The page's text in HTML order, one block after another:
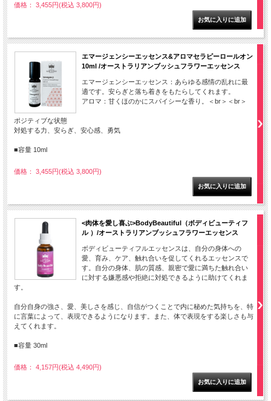
価格： 3,455円(税込 3,800円)
エマージェンシーエッセンス&アロマセラピーロールオン
10ml /オーストラリアンブッシュフラワーエッセンス
エマージェンシーエッセンス：あらゆる感情の乱れに最
適です。安らぎと落ち着きをもたらしてくれます。
アロマ：甘くほのかにスパイシーな香り。＜br＞＜br＞
ポジティブな状態
対処する力、安らぎ、安心感、勇気
■容量 10ml
価格： 3,455円(税込 3,800円)
<肉体を愛し喜ぶ>BodyBeautiful（ボディビューティフ
ル ）/オーストラリアンブッシュフラワーエッセンス
ボディビューティフルエッセンスは、自分の身体への
愛、育み、ケア、触れ合いを促してくれるエッセンスで
す。自分の身体、肌の質感、親密で愛に満ちた触れ合い
に対する嫌悪感や拒絶に対処できるように助けてくれま
す。
自分自身の強さ、愛、美しさを感じ、自信がつくことで内に秘めた気持ちを、特
に言葉によって、表現できるようになります。また、体で表現をする楽しさも与
えてくれます。
■容量 30ml
価格： 4,157円(税込 4,490円)